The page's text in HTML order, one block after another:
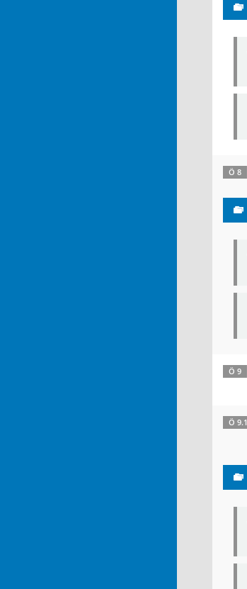
Ö 8
Ö 9
Ö 9.1